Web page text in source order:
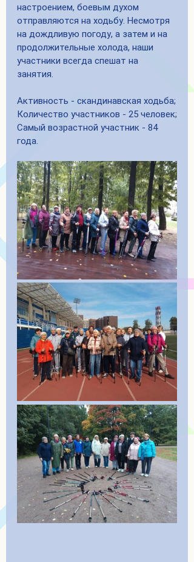
настроением, боевым духом
отправляются на ходьбу. Несмотря
на дождливую погоду, а затем и на
продолжительные холода, наши
участники всегда спешат на
занятия.
Активность - скандинавская ходьба;
Количество участников - 25 человек;
Самый возрастной участник - 84
года.